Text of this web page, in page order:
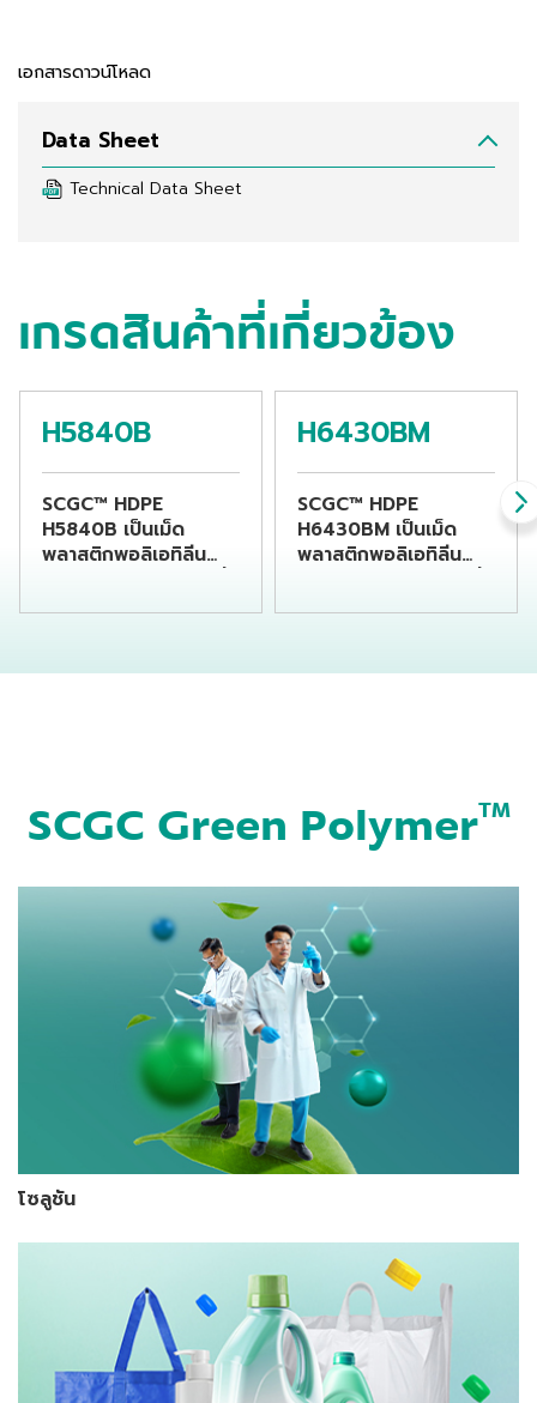
เอกสารดาวน์โหลด
Data Sheet
Technical Data Sheet
เกรดสินค้าที่เกี่ยวข้อง
H5840B
SCGC™ HDPE
H5840B เป็นเม็ด
พลาสติกพอลิเอทิลีน
รูป
H6430BM
SCGC™ HDPE
H6430BM เป็นเม็ด
พลาสติกพอลิเอทิลีน
รูป
SCGC Green PolymerTM
โซลูชัน